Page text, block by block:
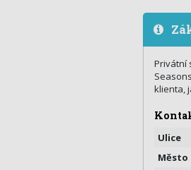
Privátní
klienta,
Ulice
Město